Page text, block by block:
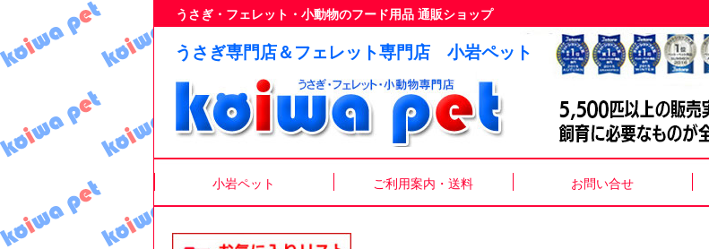
うさぎ専門店＆フェレット専門店 小岩ペット
うさぎ・フェレット・小動物のフード用品 通販ショップ
小岩ペット ご利用案内・送料 お問い合せ